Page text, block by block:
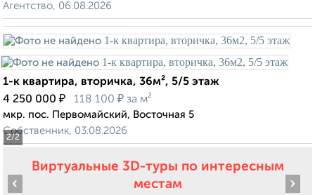
Агентство, 06.08.2026
2/2
1-к квартира, вторичка, 36м², 5/5 этаж
4 250 000 ₽ 118 100 ₽ за м²
мкр. пос. Первомайский, Восточная 5
Собственник, 03.08.2026
Виртуальные 3D-туры по интересным
местам
‹ ›